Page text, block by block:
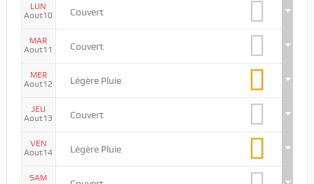
LUN
Aout10
Couvert
MAR
Aout11
Couvert
MER
Aout12
Légère Pluie
JEU
Aout13
Couvert
VEN
Aout14
Légère Pluie
SAM